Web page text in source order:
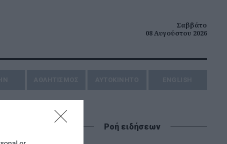
Σαββάτο
08 Αυγούστου 2026
Ροή ειδήσεων